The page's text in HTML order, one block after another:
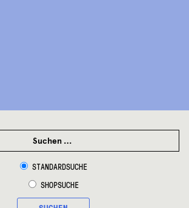
STANDARDSUCHE
SHOPSUCHE